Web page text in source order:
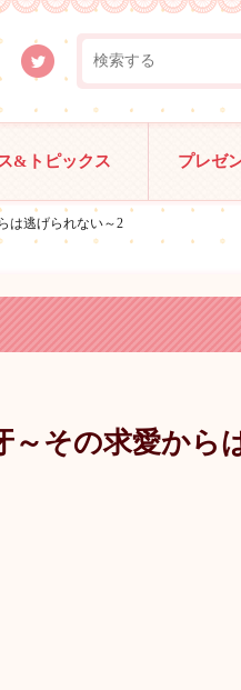
&トピックス プレゼ
は逃げられない～2
～その求愛から